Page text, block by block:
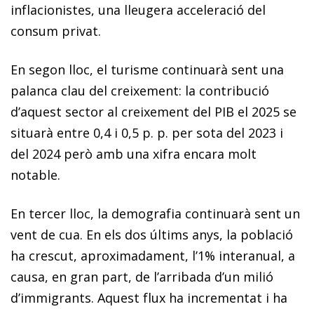
inflacionistes, una lleugera acceleració del
consum privat.
En segon lloc, el turisme continuarà sent una
palanca clau del creixement: la contribució
d’aquest sector al creixement del PIB el 2025 se
situarà entre 0,4 i 0,5 p. p. per sota del 2023 i
del 2024 però amb una xifra encara molt
notable.
En tercer lloc, la demografia continuarà sent un
vent de cua. En els dos últims anys, la població
ha crescut, aproximadament, l’1% interanual, a
causa, en gran part, de l’arribada d’un milió
d’immigrants. Aquest flux ha incrementat i ha